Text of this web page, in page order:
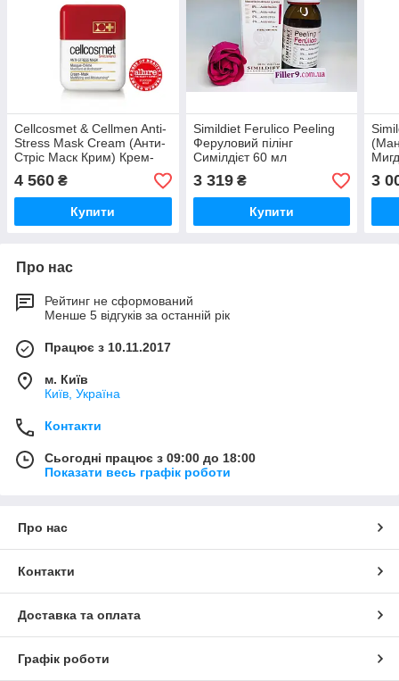
Cellcosmet & Cellmen Anti-
Stress Mask Cream (Анти-
Стріс Маск Крим) Крем-
маска антистрес
зволожувальна, 60 мл
4 560 ₴
Купити
Simildiet Ferulico Peeling
Феруловий пілінг
Симілдієт 60 мл
3 319₴
Купити
мл
3
Про нас
Рейтинг не сформований
Менше 5 відгуків за останній рік
Працює з 10.11.2017
м. Київ
Київ, Україна
Контакти
Сьогодні працює з 09:00 до 18:00
Показати весь графік роботи
Про нас
Контакти
Доставка та оплата
Графік роботи